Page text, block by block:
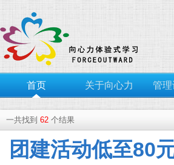
首页 关于向心力 管理
一共找到 62 个结果
团建活动低至80